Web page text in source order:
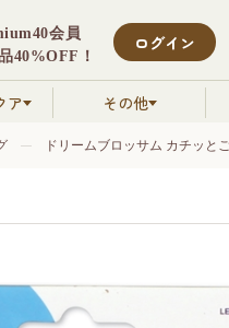
会員
40%OFF！
ログイン
ア その他
ドリームブロッサム カチッと